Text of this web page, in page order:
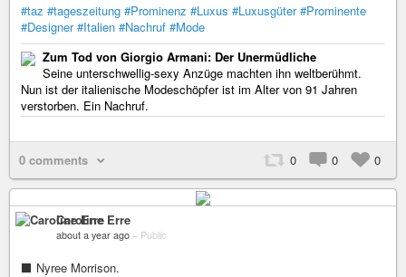
#taz #tageszeitung #Prominenz #Luxus #Luxusgüter #Prominente
#Designer #Italien #Nachruf #Mode
Zum Tod von Giorgio Armani: Der Unermüdliche
Seine unterschwellig-sexy Anzüge machten ihn weltberühmt.
Nun ist der italienische Modeschöpfer ist im Alter von 91 Jahren
verstorben. Ein Nachruf.
0 comments 0 0 0
Caroline Erre
about a year ago – Public
⬛ Nyree Morrison.